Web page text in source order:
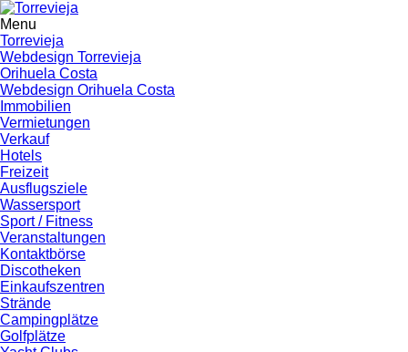
Menu
Torrevieja
Webdesign Torrevieja
Orihuela Costa
Webdesign Orihuela Costa
Immobilien
Vermietungen
Verkauf
Hotels
Freizeit
Ausflugsziele
Wassersport
Sport / Fitness
Veranstaltungen
Kontaktbörse
Discotheken
Einkaufszentren
Strände
Campingplätze
Golfplätze